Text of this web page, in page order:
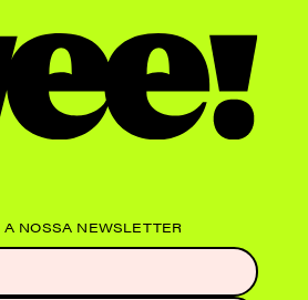
A NOSSA NEWSLETTER